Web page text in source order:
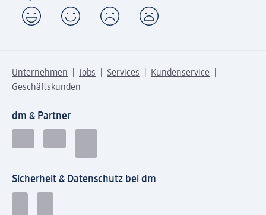
Unternehmen Jobs Services
Kundenservice
Geschäftskunden
dm & Partner
Sicherheit & Datenschutz bei dm